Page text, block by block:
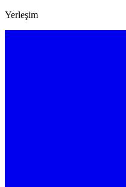
Yerleşim